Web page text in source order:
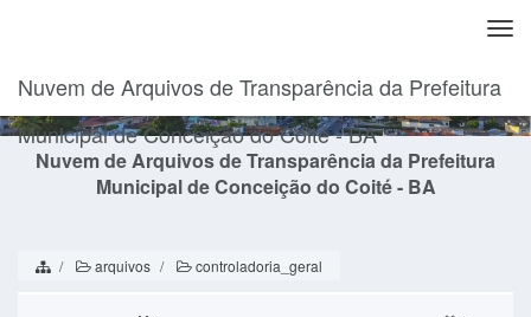
Nuvem de Arquivos de Transparência da Prefeitura
Municipal de Conceição do Coité - BA
Nuvem de Arquivos de Transparência da Prefeitura
Municipal de Conceição do Coité - BA
arquivos controladoria_geral